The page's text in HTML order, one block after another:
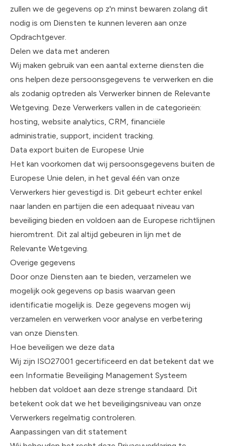
zullen we de gegevens op z'n minst bewaren zolang dit
nodig is om Diensten te kunnen leveren aan onze
Opdrachtgever.
Delen we data met anderen
Wij maken gebruik van een aantal externe diensten die
ons helpen deze persoonsgegevens te verwerken en die
als zodanig optreden als Verwerker binnen de Relevante
Wetgeving. Deze Verwerkers vallen in de categorieën:
hosting, website analytics, CRM, financiële
administratie, support, incident tracking.
Data export buiten de Europese Unie
Het kan voorkomen dat wij persoonsgegevens buiten de
Europese Unie delen, in het geval één van onze
Verwerkers hier gevestigd is. Dit gebeurt echter enkel
naar landen en partijen die een adequaat niveau van
beveiliging bieden en voldoen aan de Europese richtlijnen
hieromtrent. Dit zal altijd gebeuren in lijn met de
Relevante Wetgeving.
Overige gegevens
Door onze Diensten aan te bieden, verzamelen we
mogelijk ook gegevens op basis waarvan geen
identificatie mogelijk is. Deze gegevens mogen wij
verzamelen en verwerken voor analyse en verbetering
van onze Diensten.
Hoe beveiligen we deze data
Wij zijn ISO27001 gecertificeerd en dat betekent dat we
een Informatie Beveiliging Management Systeem
hebben dat voldoet aan deze strenge standaard. Dit
betekent ook dat we het beveiligingsniveau van onze
Verwerkers regelmatig controleren.
Aanpassingen van dit statement